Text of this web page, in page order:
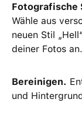
Fotografische
Wähle aus
neuen Stil
deiner Fotos an.
Bereinigen.
und